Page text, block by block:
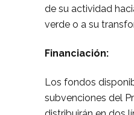
de su actividad
verde o a su
Financiación:
Los fondos
subvenciones del